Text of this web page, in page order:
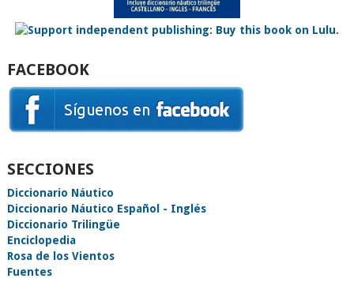
FACEBOOK
SECCIONES
Diccionario Náutico
Diccionario Náutico Español - Inglés
Diccionario Trilingüe
Enciclopedia
Rosa de los Vientos
Fuentes